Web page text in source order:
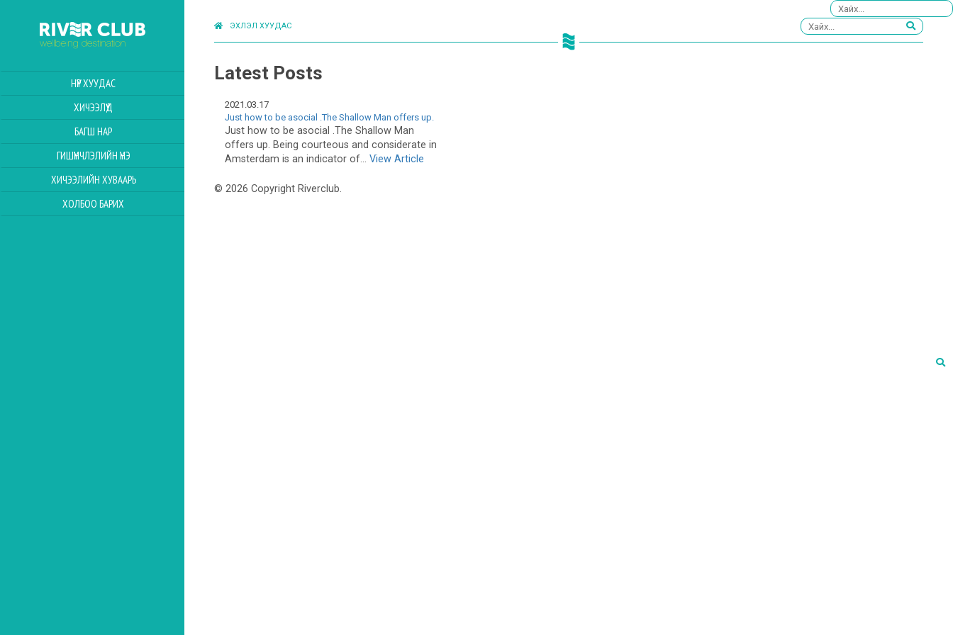
НҮҮР ХУУДАС
ХИЧЭЭЛҮҮД
БАГШ НАР
ГИШҮҮНЧЛЭЛИЙН ҮНЭ
ХИЧЭЭЛИЙН ХУВААРЬ
ХОЛБОО БАРИХ
ЭХЛЭЛ ХУУДАС
Latest Posts
2021.03.17
Just how to be asocial .The Shallow Man offers up.
Just how to be asocial .The Shallow Man
offers up. Being courteous and considerate in
Amsterdam is an indicator of... View Article
© 2026 Copyright Riverclub.